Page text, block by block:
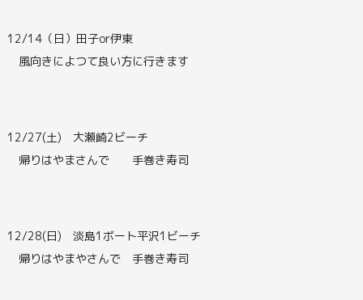
12/14（日）田子or伊東
風向きによつて良い方に行きます
12/27(土) 大瀬崎2ビーチ
帰りはやまさんで 手巻き寿司
12/28(日) 淡島1ボート平沢1ビーチ
帰りはやまやさんで 手巻き寿司